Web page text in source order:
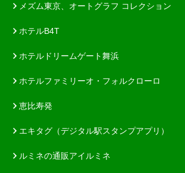
メズム東京、オートグラフ コレクション
ホテルB4T
ホテルドリームゲート舞浜
ホテルファミリーオ・フォルクローロ
恵比寿発
エキタグ（デジタル駅スタンプアプリ）
ルミネの通販アイルミネ